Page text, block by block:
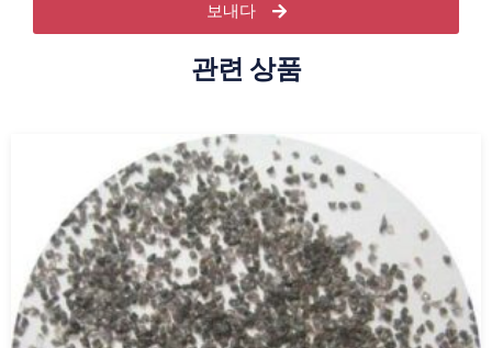
보내다
관련 상품